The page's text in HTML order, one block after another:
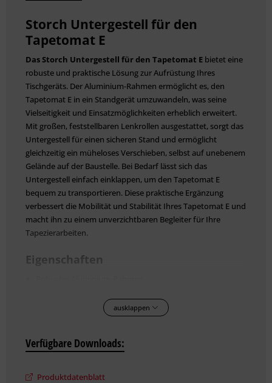
Storch Untergestell für den
Tapetomat E
Das Storch Untergestell für den Tapetomat E bietet eine
robuste und praktische Lösung zur Aufrüstung Ihres
Tischgeräts. Der Aluminium-Rahmen ermöglicht es, den
Tapetomat E in ein Standgerät umzuwandeln, was seine
Vielseitigkeit und Einsatzmöglichkeiten erheblich erweitert.
Mit großen, feststellbaren Lenkrollen ausgestattet, sorgt das
Untergestell für einen sicheren Stand und ermöglicht
gleichzeitig ein müheloses Verschieben, selbst auf unebenem
Gelände auf der Baustelle. Bei Bedarf lässt sich das
Untergestell einfach einklappen, um den Tapetomat E
bequem zu transportieren. Diese praktische Ergänzung
verbessert die Mobilität und Stabilität Ihres Tapetomat E und
macht ihn zu einem unverzichtbaren Begleiter für Ihre
Tapezierarbeiten.
Eigenschaften
Einfaches Einklappen
Vielseitige Aufrüstung
Lieferumfang
Tapetomat E Kleistergerät
ausklappen
Verfügbare Downloads:
Produktdatenblatt